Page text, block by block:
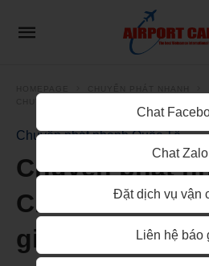
Chuyển phát nhanh Quốc Tế
Chuyển phát
Chí Minh đi
giá rẻ, đảm bảo
Chat
Chat Zalo
Đặt dịch vụ vận
Liên hệ báo